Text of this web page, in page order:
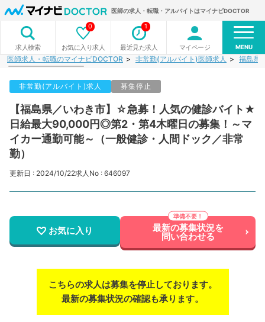
医師の求人・転職・アルバイトはマイナビDOCTOR
求人検索 お気に入り求人
0
最近見た求人
1
マイページ MENU
医師求人・転職のマイナビDOCTOR 非常勤(アルバイト)医師求人 福島県
非常勤(アルバイト)求人 募集停止
【福島県／いわき市】☆急募！人気の健診バイト★
日給最大90,000円◎第2・第4木曜日の募集！～マ
イカー通勤可能～（一般健診・人間ドック／非常
勤）
更新日 : 2024/10/22求人No : 646097
お気に入り 最新の募集状況を
問い合わせる
こちらの求人は募集を停止しております。
最新の募集状況の確認も承ります。